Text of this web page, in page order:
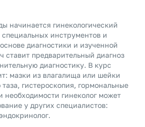
начинается гинекологический
инструментов и
диагностики и изученной
ставит предварительный диагноз
диагностику. В курс
мазки из влагалища или шейки
гистероскопия, гормональные
необходимости гинеколог может
у других специалистов: